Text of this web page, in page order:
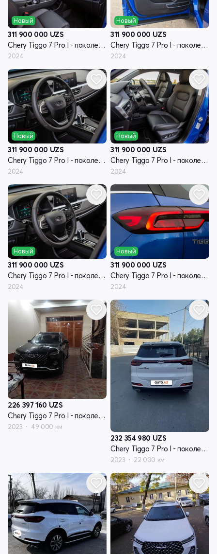
Новый
311 900 000 UZS
Chery Tiggo 7 Pro I - поколение
2024
Новый
311 900 000 UZS
Chery Tiggo 7 Pro I - поколение
2024
Новый
311 900 000 UZS
Chery Tiggo 7 Pro I - поколение
2024
Новый
311 900 000 UZS
Chery Tiggo 7 Pro I - поколение
2024
Новый
311 900 000 UZS
Chery Tiggo 7 Pro I - поколение
2024
Новый
311 900 000 UZS
Chery Tiggo 7 Pro I - поколение
2024
226 397 160 UZS
Chery Tiggo 7 Pro I - поколение
2023 49 000 км
232 354 980 UZS
Chery Tiggo 7 Pro I - поколение
2023 22 000 км